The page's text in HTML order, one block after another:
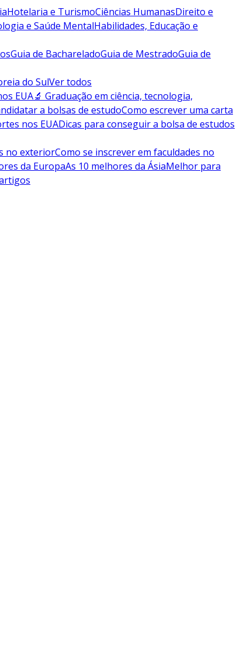
Hotelaria e TurismoCiências HumanasDireito e
e Saúde MentalHabilidades, Educação e
Guia de BachareladoGuia de MestradoGuia de
do SulVer todos
EUA🔬 Graduação em ciência, tecnologia,
a bolsas de estudoComo escrever uma carta
nos EUADicas para conseguir a bolsa de estudos
no exteriorComo se inscrever em faculdades no
da EuropaAs 10 melhores da ÁsiaMelhor para